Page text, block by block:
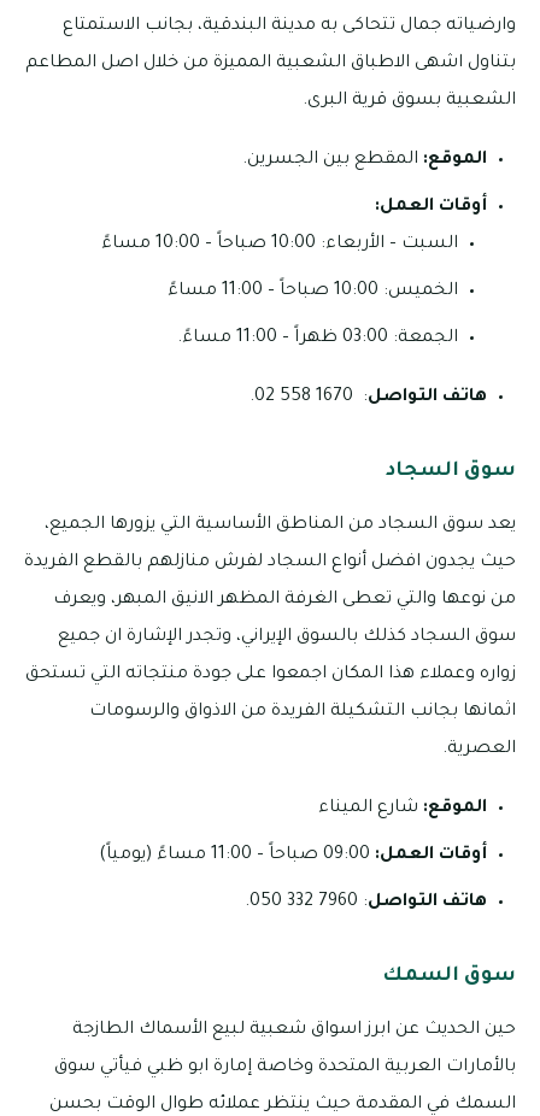
وارضياته جمال تتحاكى به مدينة البندقية، بجانب الاستمتاع
بتناول اشهى الاطباق الشعبية المميزة من خلال اصل المطاعم
الشعبية بسوق قرية البرى.
الموقع: المقطع بين الجسرين.
أوقات العمل:
السبت – الأربعاء: 10:00 صباحاً – 10:00 مساءً
الخميس: 10:00 صباحاً – 11:00 مساءً
الجمعة: 03:00 ظهراً – 11:00 مساءً.
هاتف التواصل: 1670 558 02.
سوق السجاد
يعد سوق السجاد من المناطق الأساسية التي يزورها الجميع،
حيث يجدون افضل أنواع السجاد لفرش منازلهم بالقطع الفريدة
من نوعها والتي تعطى الغرفة المظهر الانيق المبهر، ويعرف
سوق السجاد كذلك بالسوق الإيراني، وتجدر الإشارة ان جميع
زواره وعملاء هذا المكان اجمعوا على جودة منتجاته التي تستحق
اثمانها بجانب التشكيلة الفريدة من الاذواق والرسومات
العصرية.
الموقع: شارع الميناء
أوقات العمل:
هاتف التواصل: 7960 332 050.
سوق السمك
حين الحديث عن ابرز اسواق شعبية لبيع الأسماك الطازجة
بالأمارات العربية المتحدة وخاصة إمارة ابو ظبي فيأتي سوق
السمك في المقدمة حيث ينتظر عملائه طوال الوقت بحسن